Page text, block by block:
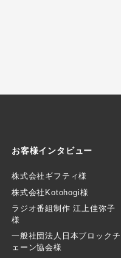
お客様インタビュー
株式会社ギフティ様
株式会社Kotohogi様
ラジオ番組制作 江上佳弥子
様
一般社団法人日本ブロックチ
ェーン協会様